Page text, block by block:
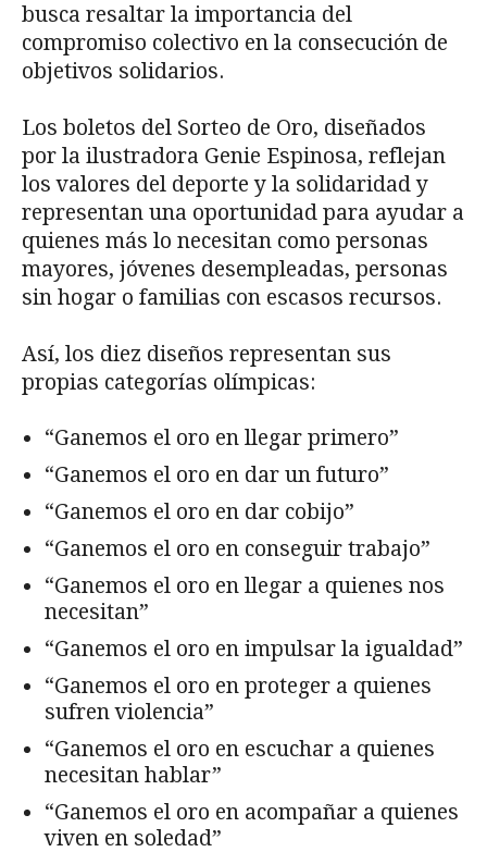
busca resaltar la importancia del
compromiso colectivo en la consecución de
objetivos solidarios.
Los boletos del Sorteo de Oro, diseñados
por la ilustradora Genie Espinosa, reflejan
los valores del deporte y la solidaridad y
representan una oportunidad para ayudar a
quienes más lo necesitan como personas
mayores, jóvenes desempleadas, personas
sin hogar o familias con escasos recursos.
Así, los diez diseños representan sus
propias categorías olímpicas:
“Ganemos el oro en llegar primero”
“Ganemos el oro en dar un futuro”
“Ganemos el oro en dar cobijo”
“Ganemos el oro en conseguir trabajo”
“Ganemos el oro en llegar a quienes nos
necesitan”
“Ganemos el oro en impulsar la igualdad”
“Ganemos el oro en proteger a quienes
sufren violencia”
“Ganemos el oro en escuchar a quienes
necesitan hablar”
“Ganemos el oro en acompañar a quienes
viven en soledad”